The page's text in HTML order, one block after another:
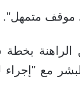
موقف متمهل".
الراهنة
مع